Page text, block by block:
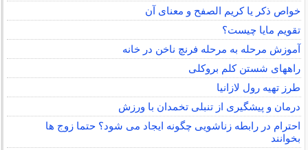
خواص ذکر یا کریم الصفح و معنای آن
تقویم مایا چیست؟
آموزش مرحله به مرحله فرنچ ناخن در خانه
راههای شستن کلم بروکلی
طرز تهیه رول لازانیا
درمان و پیشگیری از تنبلی تخمدان با ورزش
احترام در رابطه زناشویی چگونه ایجاد می شود؟ حتما زوج ها
بخوانند